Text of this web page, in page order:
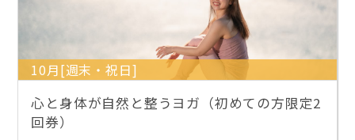
10月[週末・祝日]
心と身体が自然と整うヨガ（初めての方限定2
回券）